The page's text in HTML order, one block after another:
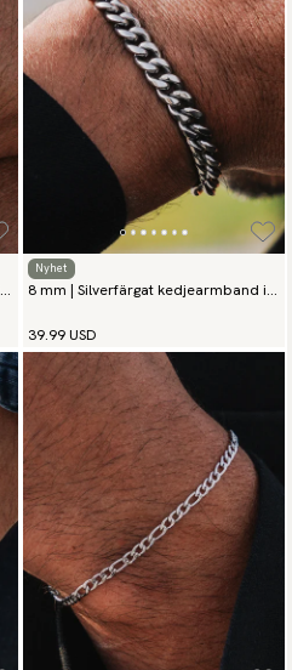
Nyhet
8 mm | Silverfärgat kedjearmband i
39.99 USD